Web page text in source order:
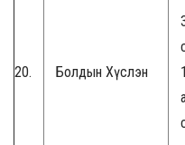
20. Болдын Хүслэн